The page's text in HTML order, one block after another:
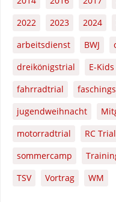
2022
2023 2024
arbeitsdienst
BWJ
dreikönigstrial
E-
fahrradtrial
jugendweihnacht
motorradtrial
RC Trial
sommercamp
TSV
Vortrag WM